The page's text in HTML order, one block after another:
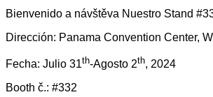
Bienvenido a návštěva Nuestro Stand
Dirección: Panama Convention Center,
Fecha: Julio 31th-Agosto 2th, 2024
Booth č.: #332